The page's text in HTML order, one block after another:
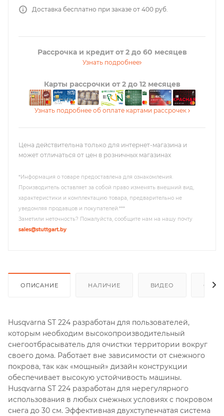
Доставка бесплатно при заказе от 400 руб.
Рассрочка и кредит от 2 до 60 месяцев
Узнать подробнее
Карты рассрочки от 2 до 12 месяцев
Узнать подробнее об оплате картами рассрочек
Цена действительна только для интернет-магазина и
может отличаться от цен в розничных магазинах
*Информация о товаре предоставлена для ознакомления.
Производитель оставляет за собой право изменять внешний вид,
характеристики и комплектацию товара, предварительно не
уведомляя продавцов и покупателей.***
Заметили неточность? Пожалуйста, сообщите нам на нашу почту
sales@stuttgart.by
ОПИСАНИЕ НАЛИЧИЕ ВИДЕО
Husqvarna ST 224 разработан для пользователей,
которым необходим высокопроизводительный
снегоотбрасыватель для очистки территории вокруг
своего дома. Работает вне зависимости от снежного
покрова, так как «мощный» дизайн конструкции
обеспечивает высокую устойчивость машины.
Husqvarna ST 224 разработан для нерегулярного
использования в любых снежных условиях с покровом
снега до 30 см. Эффективная двухступенчатая система